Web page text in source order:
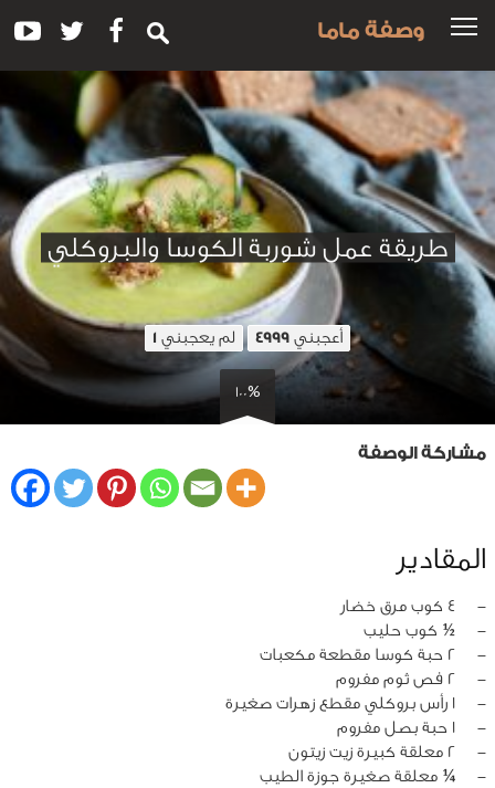
وصفة ماما
طريقة عمل شوربة الكوسا والبروكلي
أعجبني 4999 لم يعجبني 1
100%
مشاركة الوصفة
المقادير
‏-
4 كوب مرق خضار
‏-
½ كوب حليب
‏-
2 حبة كوسا مقطعة مكعبات
‏-
2 فص ثوم مفروم
‏-
1 رأس بروكلي مقطع زهرات صغيرة
‏-
1 حبة بصل مفروم
‏-
2 معلقة كبيرة زيت زيتون
‏-
¼ معلقة صغيرة جوزة الطيب